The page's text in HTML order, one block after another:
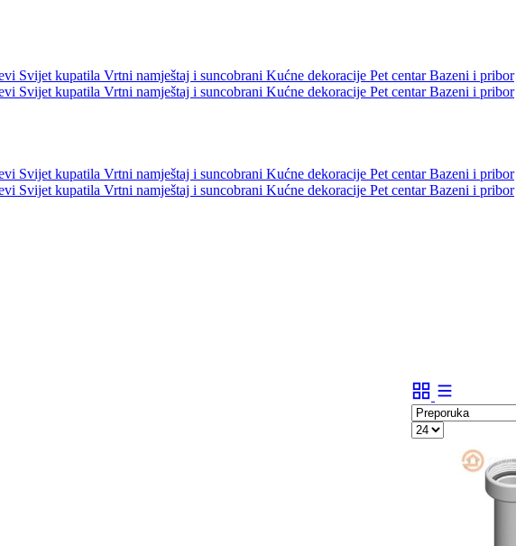
Svijet kupatila Vrtni namještaj i suncobrani Kućne dekoracije Pet centarBazeni i pribor
Svijet kupatila Vrtni namještaj i suncobrani Kućne dekoracije Pet centarBazeni i pribor
Svijet kupatila Vrtni namještaj i suncobrani Kućne dekoracije Pet centarBazeni i pribor
Svijet kupatila Vrtni namještaj i suncobrani Kućne dekoracije Pet centarBazeni i pribor